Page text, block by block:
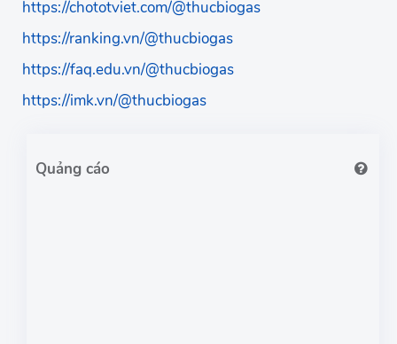
https://chototviet.com/@thucbiogas
https://ranking.vn/@thucbiogas
https://faq.edu.vn/@thucbiogas
https://imk.vn/@thucbiogas